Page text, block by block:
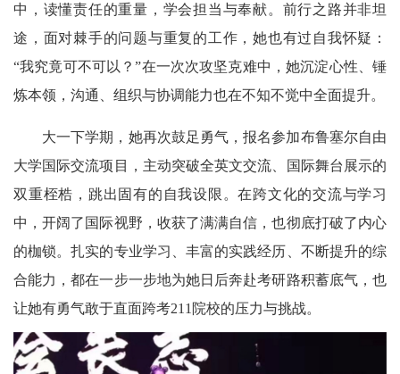
中，读懂责任的重量，学会担当与奉献。前行之路并非坦
途，面对棘手的问题与重复的工作，她也有过自我怀疑：
“我究竟可不可以？”在一次次攻坚克难中，她沉淀心性、锤
炼本领，沟通、组织与协调能力也在不知不觉中全面提升。
大一下学期，她再次鼓足勇气，报名参加布鲁塞尔自由
大学国际交流项目，主动突破全英文交流、国际舞台展示的
双重桎梏，跳出固有的自我设限。在跨文化的交流与学习
中，开阔了国际视野，收获了满满自信，也彻底打破了内心
的枷锁。扎实的专业学习、丰富的实践经历、不断提升的综
合能力，都在一步一步地为她日后奔赴考研路积蓄底气，也
让她有勇气敢于直面跨考211院校的压力与挑战。